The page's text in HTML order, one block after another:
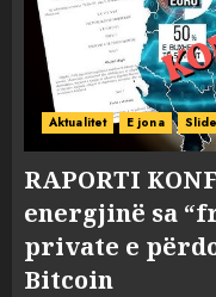
Aktualitet E jona
RAPORTI
energjinë sa
private e
Bitcoin